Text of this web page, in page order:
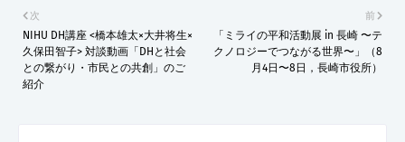
前
「ミライの平和活動展 in 長崎 〜テ
クノロジーでつながる世界〜」（8
月4日〜8日，長崎市役所）
次
NIHU DH講座 <橋本雄太×大井将生×
久保田智子> 対談動画「DHと社会
との繋がり・市民との共創」のご
紹介